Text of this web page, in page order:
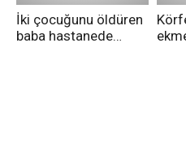
İki çocuğunu öldüren
baba hastanede